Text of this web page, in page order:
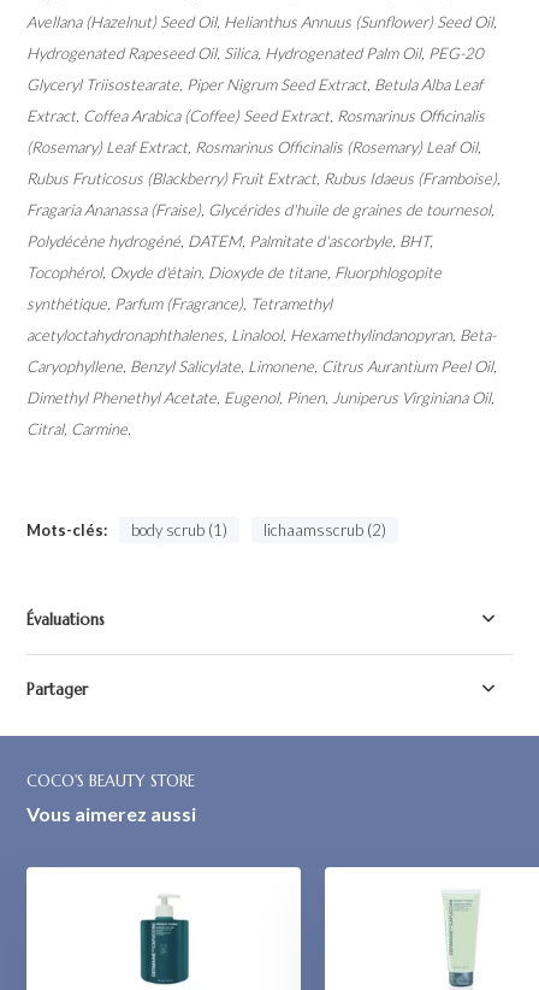
Avellana (Hazelnut) Seed Oil, Helianthus Annuus (Sunflower) Seed Oil,
Hydrogenated Rapeseed Oil, Silica, Hydrogenated Palm Oil, PEG-20
Glyceryl Triisostearate, Piper Nigrum Seed Extract, Betula Alba Leaf
Extract, Coffea Arabica (Coffee) Seed Extract, Rosmarinus Officinalis
(Rosemary) Leaf Extract, Rosmarinus Officinalis (Rosemary) Leaf Oil,
Rubus Fruticosus (Blackberry) Fruit Extract, Rubus Idaeus (Framboise),
Fragaria Ananassa (Fraise), Glycérides d'huile de graines de tournesol,
Polydécène hydrogéné, DATEM, Palmitate d'ascorbyle, BHT,
Tocophérol, Oxyde d'étain, Dioxyde de titane, Fluorphlogopite
synthétique, Parfum (Fragrance), Tetramethyl
acetyloctahydronaphthalenes, Linalool, Hexamethylindanopyran, Beta-
Caryophyllene, Benzyl Salicylate, Limonene, Citrus Aurantium Peel Oil,
Dimethyl Phenethyl Acetate, Eugenol, Pinen, Juniperus Virginiana Oil,
Citral, Carmine.
Mots-clés: body scrub (1) lichaamsscrub (2)
Évaluations
Partager
COCO'S BEAUTY STORE
Vous aimerez aussi